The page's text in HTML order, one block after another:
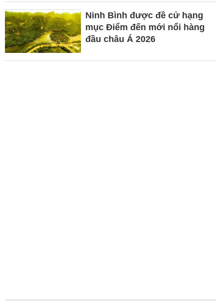
Ninh Bình được đề cử hạng
mục Điểm đến mới nổi hàng
đầu châu Á 2026